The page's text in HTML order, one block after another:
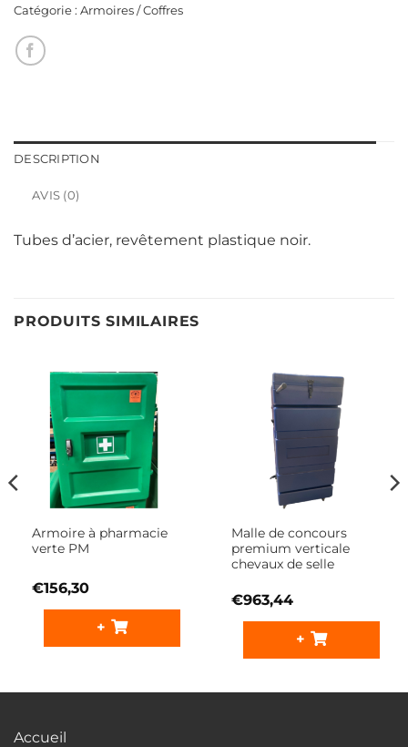
Catégorie : Armoires / Coffres
DESCRIPTION
AVIS (0)
Tubes d’acier, revêtement plastique noir.
PRODUITS SIMILAIRES
Armoire à pharmacie
verte PM
€156,30
+
Malle de concours
premium verticale
chevaux de selle
€963,44
+
Accueil